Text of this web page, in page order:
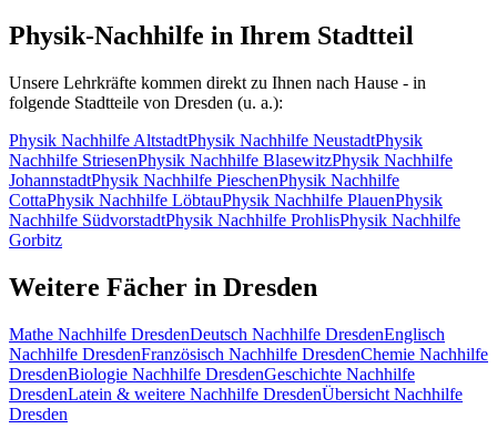
Physik-Nachhilfe in Ihrem Stadtteil
Unsere Lehrkräfte kommen direkt zu Ihnen nach Hause - in
folgende Stadtteile von Dresden (u. a.):
Physik Nachhilfe AltstadtPhysik Nachhilfe NeustadtPhysik
Nachhilfe StriesenPhysik Nachhilfe BlasewitzPhysik Nachhilfe
JohannstadtPhysik Nachhilfe PieschenPhysik Nachhilfe
CottaPhysik Nachhilfe LöbtauPhysik Nachhilfe PlauenPhysik
Nachhilfe SüdvorstadtPhysik Nachhilfe ProhlisPhysik Nachhilfe
Gorbitz
Weitere Fächer in Dresden
Mathe Nachhilfe DresdenDeutsch Nachhilfe DresdenEnglisch
Nachhilfe DresdenFranzösisch Nachhilfe DresdenChemie Nachhilfe
DresdenBiologie Nachhilfe DresdenGeschichte Nachhilfe
DresdenLatein & weitere Nachhilfe DresdenÜbersicht Nachhilfe
Dresden